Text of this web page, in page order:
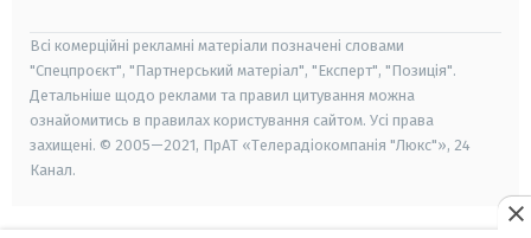
Всі комерційні рекламні матеріали позначені словами
"Спецпроєкт", "Партнерський матеріал", "Експерт", "Позиція".
Детальніше щодо реклами та правил цитування можна
ознайомитись в правилах користування сайтом. Усі права
захищені. © 2005—2021, ПрАТ «Телерадіокомпанія "Люкс"», 24
Канал.